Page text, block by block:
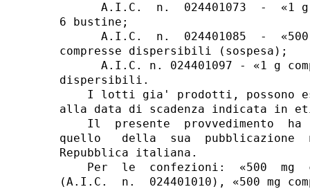
A.I.C.  n.  024401073  -  «1
6 bustine;
A.I.C.  n.  024401085  -
compresse dispersibili (sospesa);
A.I.C. n. 024401097 - «1 g
dispersibili.
I lotti gia' prodotti, possono
alla data di scadenza indicata in
Il  presente  provvedimento  ha
quello   della  sua  pubblicazione
Repubblica italiana.
Per  le  confezioni:  «500  mg
(A.I.C.  n.  024401010), «500 mg